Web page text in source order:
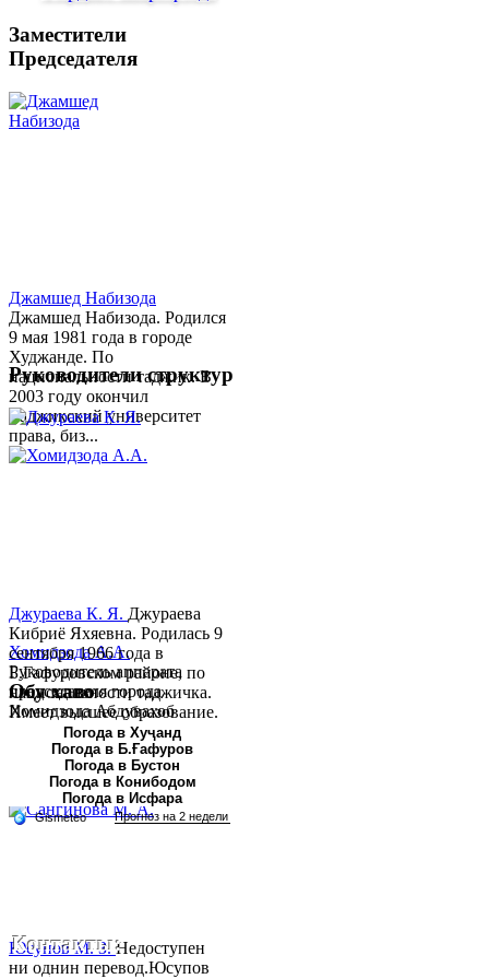
Заместители
Председателя
Джамшед Набизода
Джамшед Набизода. Родился
9 мая 1981 года в городе
Худжанде. По
национальности таджик. В
2003 году окончил
Таджикский университет
права, биз...
Хомидзода А.А.
Руководитель аппарата
председателя города
Хомидзода Абдувахоб
Абдумаджид родился 8
июня 1978 года в городе
Худжанде. По
национальности...
Руководители структур
Джураева К. Я. Джураева
Кибриё Яхяевна. Родилась 9
сентября 1966 года в
Б.Гафуровском районе, по
национальности таджичка.
Имеет высшее образование.
В 1997 ...
Юсупов М. З.Недоступен
ни однин перевод.Юсупов
Обу хаво
Погода в Хуҷанд
Погода в Б.Ғафуров
Погода в Бустон
Погода в Конибодом
Погода в Исфара
Контакты: